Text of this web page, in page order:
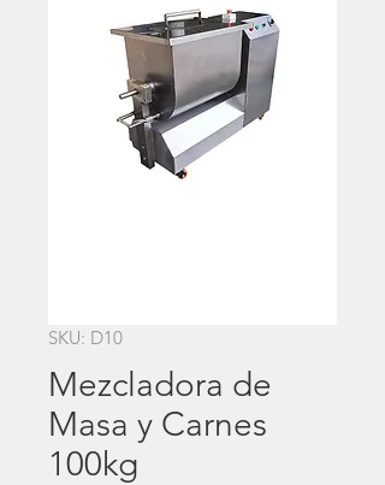
SKU: D10
Mezcladora de
Masa y Carnes
100kg